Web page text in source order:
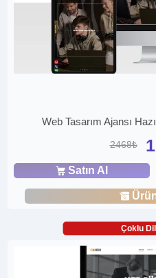
Web Tasarım Ajansı
2468₺
Satın Al
Çoklu